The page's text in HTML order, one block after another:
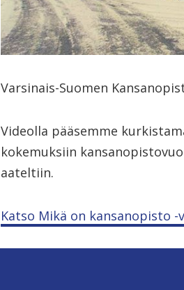
Varsinais-Suomen
Videolla pääsemme
kokemuksiin
aateltiin.
Katso Mikä on kansanopisto -